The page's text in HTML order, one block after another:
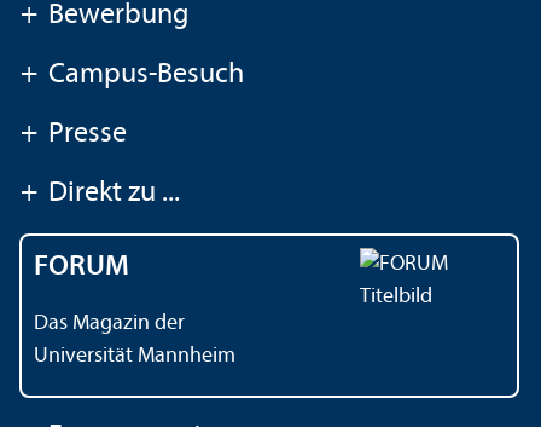
+ Bewerbung
+ Campus-Besuch
+ Presse
+ Direkt zu ...
FORUM
Das Magazin der
Universität Mannheim